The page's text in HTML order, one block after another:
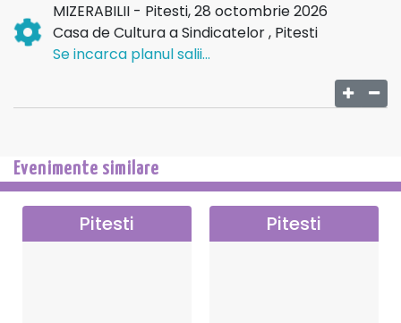
MIZERABILII - Pitesti, 28 octombrie 2026
Casa de Cultura a Sindicatelor , Pitesti
Se incarca planul salii...
Evenimente similare
Pitesti Pitesti